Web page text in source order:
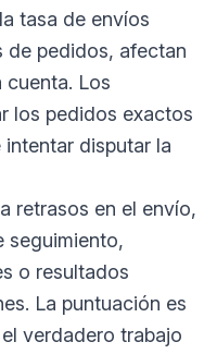
tasa de envíos
pedidos, afectan
cuenta. Los
los pedidos exactos
disputar la
retrasos en el envío,
seguimiento,
o resultados
La puntuación es
verdadero trabajo